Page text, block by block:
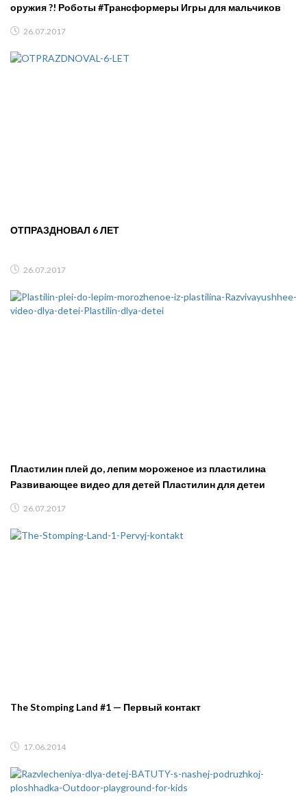
оружия ?! Роботы #Трансформеры Игры для мальчиков
26.07.2017
ОТПРАЗДНОВАЛ 6 ЛЕТ
26.07.2017
Пластилин плей до, лепим мороженое из пластилина
Развивающее видео для детей Пластилин для детеи
26.07.2017
The Stomping Land #1 — Первый контакт
17.06.2014